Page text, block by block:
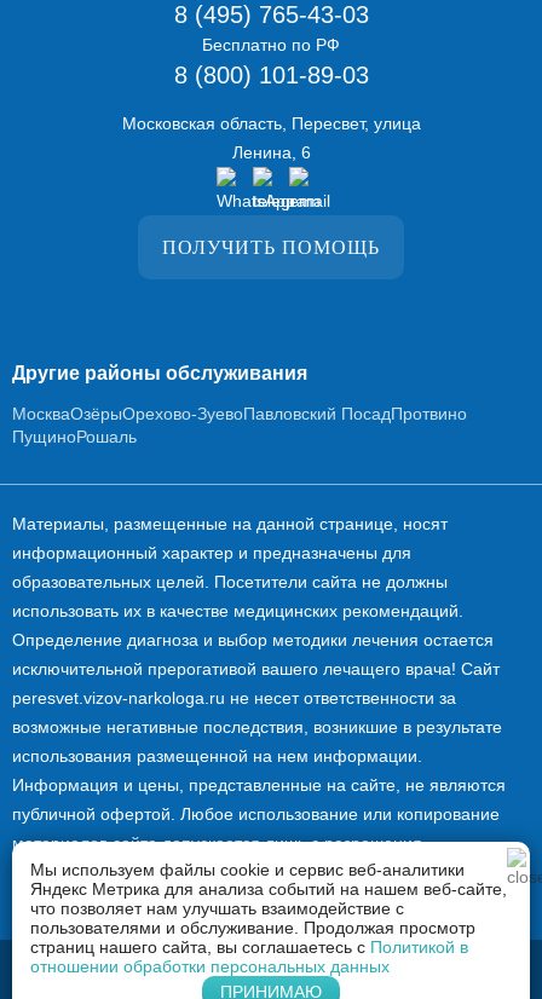
8 (495) 765-43-03
Бесплатно по РФ
8 (800) 101-89-03
ПОЛУЧИТЬ ПОМОЩЬ
Московская область, Пересвет, улица
Ленина, 6
Другие районы обслуживания
МоскваОзёрыОрехово-ЗуевоПавловский ПосадПротвино
ПущиноРошаль
Материалы, размещенные на данной странице, носят
информационный характер и предназначены для
образовательных целей. Посетители сайта не должны
использовать их в качестве медицинских рекомендаций.
Определение диагноза и выбор методики лечения остается
исключительной прерогативой вашего лечащего врача! Сайт
peresvet.vizov-narkologa.ru не несет ответственности за
возможные негативные последствия, возникшие в результате
использования размещенной на нем информации.
Информация и цены, представленные на сайте, не являются
публичной офертой. Любое использование или копирование
материалов сайта допускается лишь с разрешения
правообладателя и только со ссылкой на источник:
peresvet.vizov-narkologa.ru.
2026 © Вызов нарколога в Пересвете
Мы используем файлы cookie и сервис веб-аналитики
Яндекс Метрика для анализа событий на нашем веб-сайте,
что позволяет нам улучшать взаимодействие с
пользователями и обслуживание. Продолжая просмотр
страниц нашего сайта, вы соглашаетесь с Политикой в
отношении обработки персональных данных
ПРИНИМАЮ